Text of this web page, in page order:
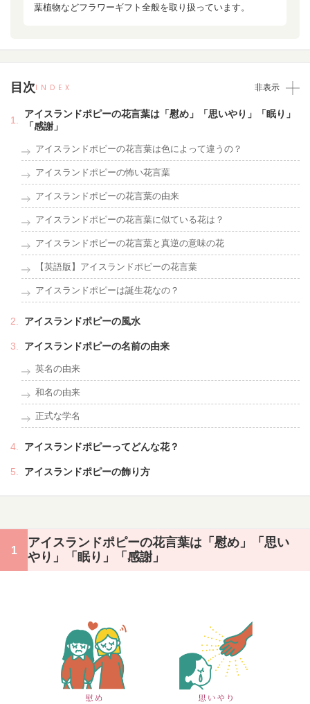
葉植物などフラワーギフト全般を取り扱っています。
目次INDEX 非表示
アイスランドポピーの花言葉は「慰め」「思いやり」「眠り」
「感謝」
アイスランドポピーの花言葉は色によって違うの？
アイスランドポピーの怖い花言葉
アイスランドポピーの花言葉の由来
アイスランドポピーの花言葉に似ている花は？
アイスランドポピーの花言葉と真逆の意味の花
【英語版】アイスランドポピーの花言葉
アイスランドポピーは誕生花なの？
アイスランドポピーの風水
アイスランドポピーの名前の由来
英名の由来
和名の由来
正式な学名
アイスランドポピーってどんな花？
アイスランドポピーの飾り方
アイスランドポピーの花言葉は「慰め」「思い
やり」「眠り」「感謝」